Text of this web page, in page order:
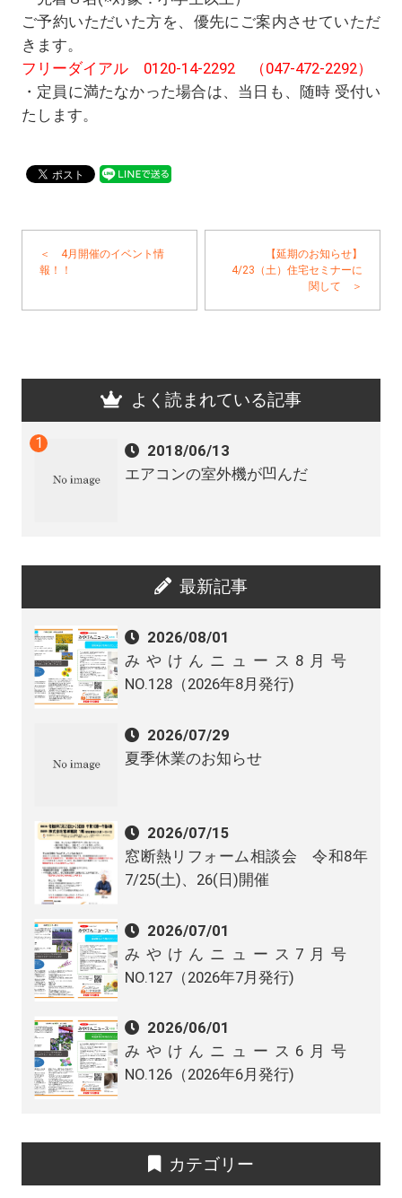
ご予約いただいた方を、優先にご案内させていただ
きます。
フリーダイアル 0120-14-2292 （047-472-2292）
・定員に満たなかった場合は、当日も、随時 受付い
たします。
＜ 4月開催のイベント情
報！！
【延期のお知らせ】
4/23（土）住宅セミナーに
関して ＞
よく読まれている記事
2018/06/13
エアコンの室外機が凹んだ
最新記事
2026/08/01
みやけんニュース8月号
NO.128（2026年8月発行)
2026/07/29
夏季休業のお知らせ
2026/07/15
窓断熱リフォーム相談会 令和8年
7/25(土)、26(日)開催
2026/07/01
みやけんニュース7月号
NO.127（2026年7月発行)
2026/06/01
みやけんニュース6月号
NO.126（2026年6月発行)
カテゴリー